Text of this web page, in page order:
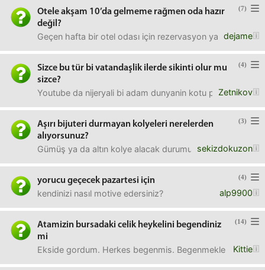
(7)
Otele akşam 10’da gelmeme rağmen oda hazır
değil?
dejame
Geçen hafta bir otel odası için rezervasyon yaptım.
(4)
Sizce bu tür bi vatandaşlik ilerde sikinti olur mu
sizce?
Zetnikov
Youtube da nijeryali bi adam dunyanin kotu
(3)
Aşırı bijuteri durmayan kolyeleri nerelerden
alıyorsunuz?
sekizdokuzon
Gümüş ya da altın kolye alacak durumumuz yok, . Çok
(4)
yorucu geçecek pazartesi için
alp9900
kendinizi nasıl motive edersiniz?
(14)
Atamizin bursadaki celik heykelini begendiniz
mi
Kittie
Ekside gordum. Herkes begenmis. Begenmekle